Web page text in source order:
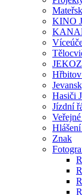
KINO
JEKOZ
Hasiči
Jízdní
Znak